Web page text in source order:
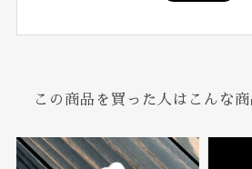
この商品を買った人はこんな